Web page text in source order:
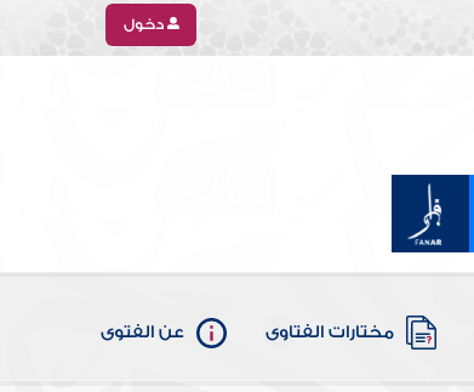
دخول
مختارات الفتاوى عن الفتوى